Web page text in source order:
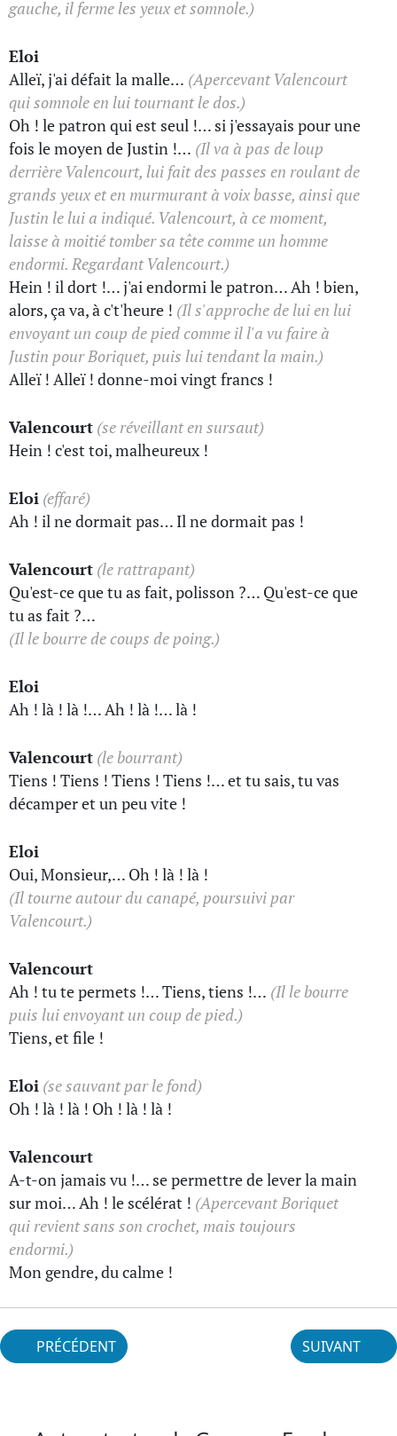
gauche, il ferme les yeux et somnole.)
Eloi
Alleï, j'ai défait la malle… (Apercevant Valencourt
qui somnole en lui tournant le dos.)
Oh ! le patron qui est seul !… si j'essayais pour une
fois le moyen de Justin !… (Il va à pas de loup
derrière Valencourt, lui fait des passes en roulant de
grands yeux et en murmurant à voix basse, ainsi que
Justin le lui a indiqué. Valencourt, à ce moment,
laisse à moitié tomber sa tête comme un homme
endormi. Regardant Valencourt.)
Hein ! il dort !… j'ai endormi le patron… Ah ! bien,
alors, ça va, à c't'heure ! (Il s'approche de lui en lui
envoyant un coup de pied comme il l'a vu faire à
Justin pour Boriquet, puis lui tendant la main.)
Alleï ! Alleï ! donne-moi vingt francs !
Valencourt (se réveillant en sursaut)
Hein ! c'est toi, malheureux !
Eloi (effaré)
Ah ! il ne dormait pas… Il ne dormait pas !
Valencourt (le rattrapant)
Qu'est-ce que tu as fait, polisson ?… Qu'est-ce que
tu as fait ?…
(Il le bourre de coups de poing.)
Eloi
Ah ! là ! là !… Ah ! là !… là !
Valencourt (le bourrant)
Tiens ! Tiens ! Tiens ! Tiens !… et tu sais, tu vas
décamper et un peu vite !
Eloi
Oui, Monsieur,… Oh ! là ! là !
(Il tourne autour du canapé, poursuivi par
Valencourt.)
Valencourt
Ah ! tu te permets !… Tiens, tiens !… (Il le bourre
puis lui envoyant un coup de pied.)
Tiens, et file !
Eloi (se sauvant par le fond)
Oh ! là ! là ! Oh ! là ! là !
Valencourt
A-t-on jamais vu !… se permettre de lever la main
sur moi… Ah ! le scélérat ! (Apercevant Boriquet
qui revient sans son crochet, mais toujours
endormi.)
Mon gendre, du calme !
PRÉCÉDENT SUIVANT